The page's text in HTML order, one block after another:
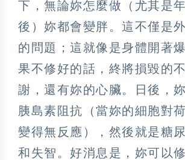
下，無論妳怎麼做（尤其是
後）妳都會變胖。這不僅是
的問題；這就像是身體開著
果不修好的話，終將損毀的
謝，還有妳的心臟。日後，
胰島素阻抗（當妳的細胞對
變得無反應），然後就是糖
和失智。好消息是，妳可以